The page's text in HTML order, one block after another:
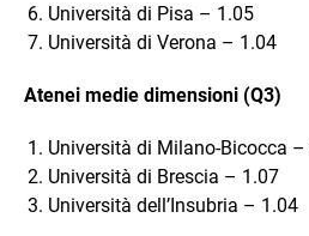
Università di Pisa – 1.05
Università di Verona – 1.04
Atenei medie dimensioni (Q3)
Università di Milano-Bicocca –
Università di Brescia – 1.07
Università dell’Insubria – 1.04